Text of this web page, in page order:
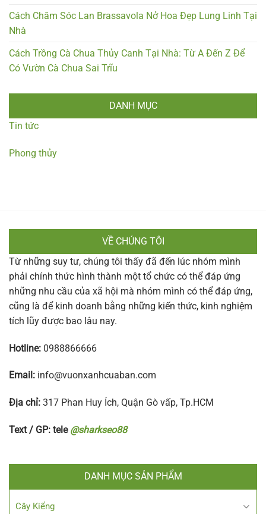
Cách Chăm Sóc Lan Brassavola Nở Hoa Đẹp Lung Linh Tại
Nhà
Cách Trồng Cà Chua Thủy Canh Tại Nhà: Từ A Đến Z Để
Có Vườn Cà Chua Sai Trĩu
DANH MỤC
Tin tức
Phong thủy
VỀ CHÚNG TÔI
Từ những suy tư, chúng tôi thấy đã đến lúc nhóm mình
phải chính thức hình thành một tổ chức có thể đáp ứng
những nhu cầu của xã hội mà nhóm mình có thể đáp ứng,
cũng là để kinh doanh bằng những kiến thức, kinh nghiệm
tích lũy được bao lâu nay.
Hotline: 0988866666
Email: info@vuonxanhcuaban.com
Địa chỉ: 317 Phan Huy Ích, Quận Gò vấp, Tp.HCM
Text / GP: tele @sharkseo88
DANH MỤC SẢN PHẨM
Cây Kiểng